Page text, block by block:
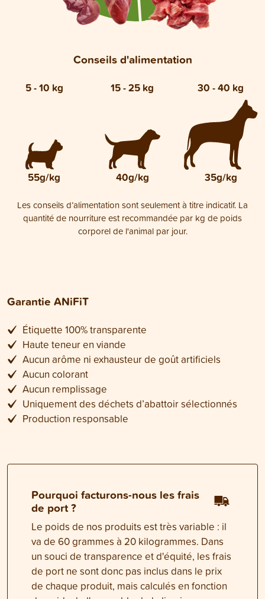
Conseils d'alimentation
5 - 10 kg 15 - 25 kg 30 - 40 kg
55g/kg 40g/kg 35g/kg
Les conseils d’alimentation sont seulement à titre indicatif. La
quantité de nourriture est recommandée par kg de poids
corporel de l'animal par jour.
Garantie ANiFiT
Étiquette 100% transparente
Haute teneur en viande
Aucun arôme ni exhausteur de goût artificiels
Aucun colorant
Aucun remplissage
Uniquement des déchets d’abattoir sélectionnés
Production responsable
Pourquoi facturons-nous les frais
de port ?
Le poids de nos produits est très variable : il
va de 60 grammes à 20 kilogrammes. Dans
un souci de transparence et d'équité, les frais
de port ne sont donc pas inclus dans le prix
de chaque produit, mais calculés en fonction